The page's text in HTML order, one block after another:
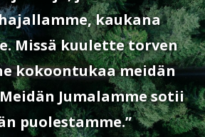
kaukana
Missä kuulette torven
kokoontukaa meidän
Jumalamme sotii
puolestamme.”